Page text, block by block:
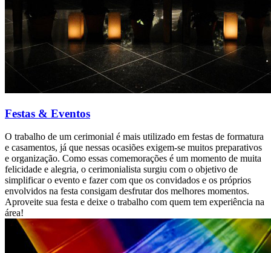
Festas & Eventos
O trabalho de um cerimonial é mais utilizado em festas de formatura
e casamentos, já que nessas ocasiões exigem-se muitos preparativos
e organização. Como essas comemorações é um momento de muita
felicidade e alegria, o cerimonialista surgiu com o objetivo de
simplificar o evento e fazer com que os convidados e os próprios
envolvidos na festa consigam desfrutar dos melhores momentos.
Aproveite sua festa e deixe o trabalho com quem tem experiência na
área!